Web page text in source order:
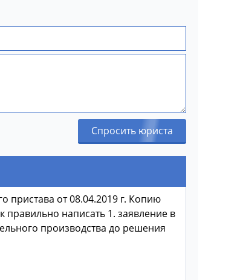
Спросить юриста
пристава от 08.04.2019 г. Копию
правильно написать 1. заявление в
производства до решения